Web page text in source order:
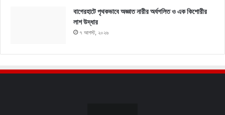
বাগেরহাটে পৃথকভাবে অজ্ঞাত নারীর অর্ধগলিত ও এক কিশোরীর
লাশ উদ্ধার
৭ আগস্ট, ২০২৬